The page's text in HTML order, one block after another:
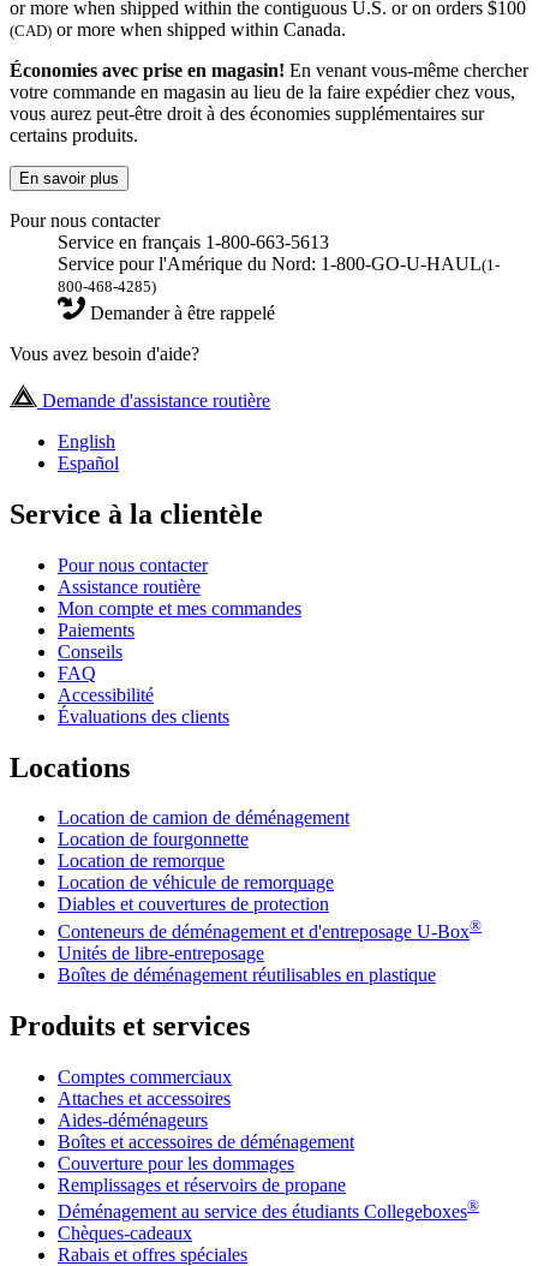
or more when shipped within the contiguous U.S. or on orders $100
(CAD) or more when shipped within Canada.
Économies avec prise en magasin! En venant vous-même chercher
votre commande en magasin au lieu de la faire expédier chez vous,
vous aurez peut-être droit à des économies supplémentaires sur
certains produits.
En savoir plus
Pour nous contacter
Service en français 1-800-663-5613
Service pour l'Amérique du Nord: 1-800-GO-U-HAUL(1-
800-468-4285)
Demander à être rappelé
Vous avez besoin d'aide?
Demande d'assistance routière
English
Español
Service à la clientèle
Pour nous contacter
Assistance routière
Mon compte et mes commandes
Paiements
Conseils
FAQ
Accessibilité
Évaluations des clients
Locations
Location de camion de déménagement
Location de fourgonnette
Location de remorque
Location de véhicule de remorquage
Diables et couvertures de protection
Conteneurs de déménagement et d'entreposage U-Box®
Unités de libre-entreposage
Boîtes de déménagement réutilisables en plastique
Produits et services
Comptes commerciaux
Attaches et accessoires
Aides-déménageurs
Boîtes et accessoires de déménagement
Couverture pour les dommages
Remplissages et réservoirs de propane
Déménagement au service des étudiants Collegeboxes®
Chèques-cadeaux
Rabais et offres spéciales